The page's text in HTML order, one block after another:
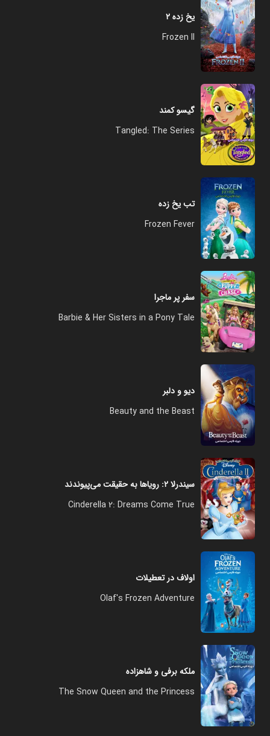
یخ‌ زده ۲
Frozen II
گیسو کمند
Tangled: The Series
تب یخ زده
Frozen Fever
سفر پر ماجرا
Barbie & Her Sisters in a Pony Tale
دیو و دلبر
Beauty and the Beast
سیندرلا ۲: رویاها به حقیقت می‌پیوندند
Cinderella 2: Dreams Come True
اولاف در تعطیلات
Olaf's Frozen Adventure
ملکه برفی و شاهزاده
The Snow Queen and the Princess